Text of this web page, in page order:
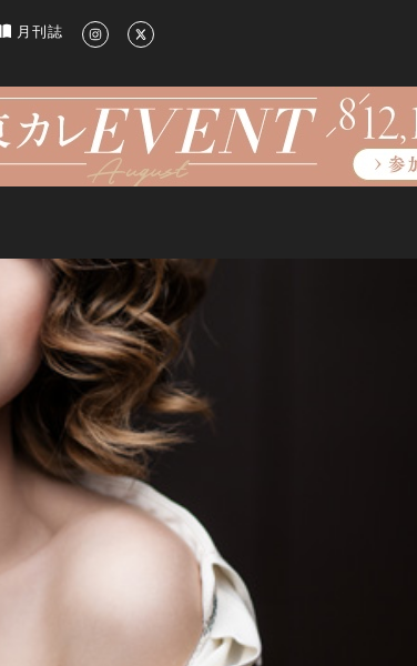
れたライフスタイル情報
月刊誌